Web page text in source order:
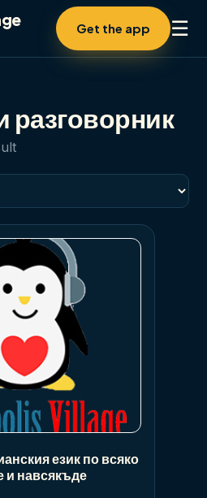
Get the app ☰
разговорник
език по всяко
и навсякъде